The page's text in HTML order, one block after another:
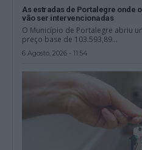
As estradas de Portalegre onde
vão ser intervencionadas
O Município de Portalegre abriu
preço base de 103.593,89...
6 Agosto, 2026 - 11:54